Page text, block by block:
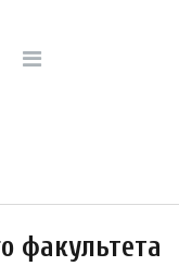
факультета